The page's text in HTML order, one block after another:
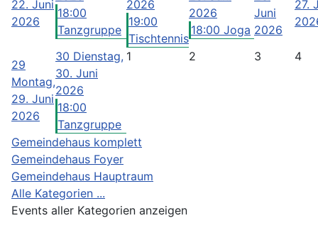
22. Juni
2026
18:00
Tanzgruppe
2026
19:00
Tischtennis
2026
18:00 Joga
Juni
2026
27.
29
Montag,
29. Juni
2026
30 Dienstag,
30. Juni
2026
18:00
Tanzgruppe
1 2 3 4
Gemeindehaus komplett
Gemeindehaus Foyer
Gemeindehaus Hauptraum
Alle Kategorien ...
Events aller Kategorien anzeigen